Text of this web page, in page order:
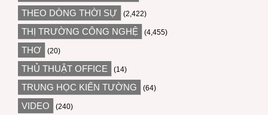
THEO DÒNG THỜI SỰ (2,422)
THỊ TRƯỜNG CÔNG NGHỆ (4,455)
THƠ (20)
THỦ THUẬT OFFICE (14)
TRUNG HỌC KIẾN TƯỜNG (64)
VIDEO (240)